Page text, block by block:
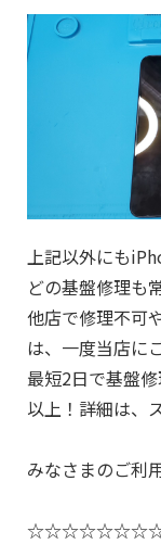
上記以外にも
どの基盤修理も
他店で修理不可
は、一度当店に
最短2日で基盤
以上！詳細は、
みなさまのご利